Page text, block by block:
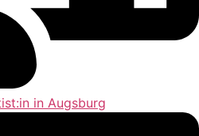
in Augsburg